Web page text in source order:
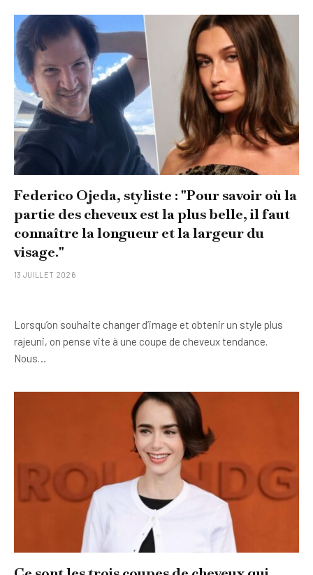
Federico Ojeda, styliste : "Pour savoir où la
partie des cheveux est la plus belle, il faut
connaître la longueur et la largeur du
visage."
13 JUILLET 2026
Lorsqu’on souhaite changer d’image et obtenir un style plus
rajeuni, on pense vite à une coupe de cheveux tendance.
Nous…